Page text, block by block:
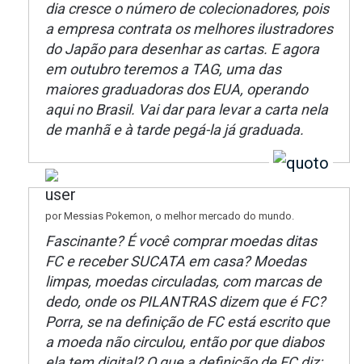
dia cresce o número de colecionadores, pois
a empresa contrata os melhores ilustradores
do Japão para desenhar as cartas. E agora
em outubro teremos a TAG, uma das
maiores graduadoras dos EUA, operando
aqui no Brasil. Vai dar para levar a carta nela
de manhã e à tarde pegá-la já graduada.
por Messias Pokemon, o melhor mercado do mundo.
Fascinante? É você comprar moedas ditas
FC e receber SUCATA em casa? Moedas
limpas, moedas circuladas, com marcas de
dedo, onde os PILANTRAS dizem que é FC?
Porra, se na definição de FC está escrito que
a moeda não circulou, então por que diabos